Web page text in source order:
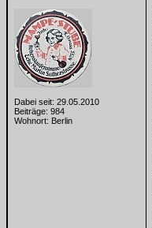
Dabei seit: 29.05.2010
Beiträge: 984
Wohnort: Berlin